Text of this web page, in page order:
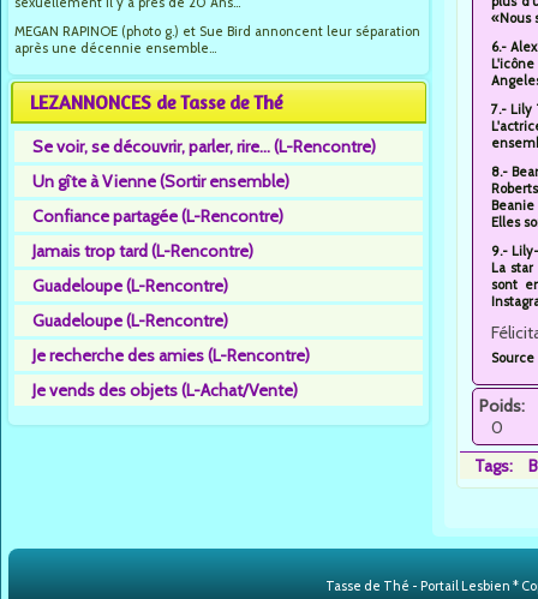
MEGAN RAPINOE (photo g.) et Sue Bird annoncent leur séparation
après une décennie ensemble...
LEZANNONCES de Tasse de Thé
Se voir, se découvrir, parler, rire... (L-Rencontre)
Un gîte à Vienne (Sortir ensemble)
Confiance partagée (L-Rencontre)
Jamais trop tard (L-Rencontre)
Guadeloupe (L-Rencontre)
Guadeloupe (L-Rencontre)
Je recherche des amies (L-Rencontre)
Je vends des objets (L-Achat/Vente)
«Nous
6.-
7.- Lily
8.-
Elles
9.-
La
sont
Poids:
0
Tags:
Tasse de Thé - Portail Lesbien *